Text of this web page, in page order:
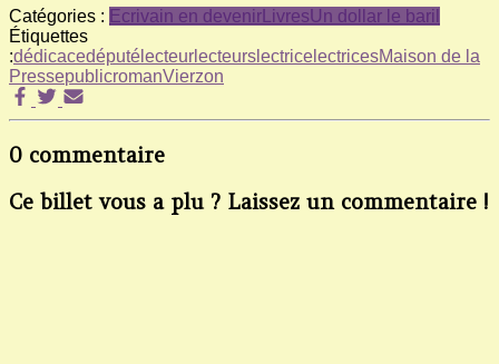
Catégories : Ecrivain en devenirLivresUn dollar le baril
Étiquettes
:dédicacedéputé lecteur lecteurs lectrice lectricesMaison de la
PressepublicromanVierzon
0 commentaire
Ce billet vous a plu ? Laissez un commentaire !